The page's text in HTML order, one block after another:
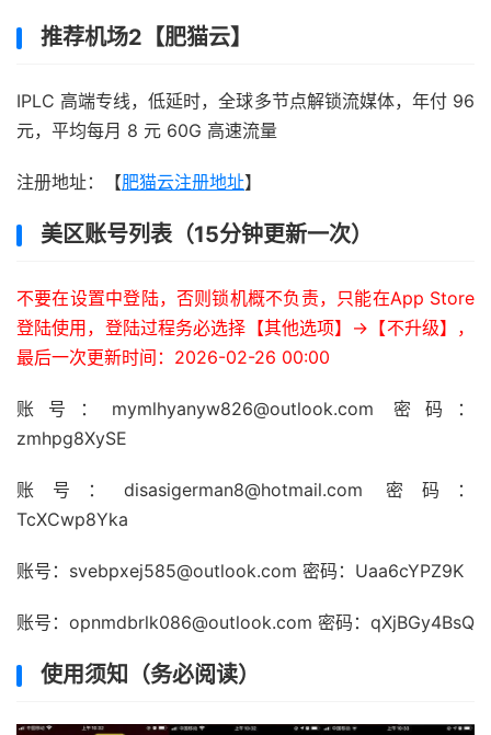
推荐机场2【肥猫云】
IPLC 高端专线，低延时，全球多节点解锁流媒体，年付 96
元，平均每月 8 元 60G 高速流量
注册地址：【肥猫云注册地址】
美区账号列表（15分钟更新一次）
不要在设置中登陆，否则锁机概不负责，只能在App Store
登陆使用，登陆过程务必选择【其他选项】->【不升级】，
最后一次更新时间：2026-02-26 00:00
账号：mymlhyanyw826@outlook.com 密码：
zmhpg8XySE
账号：disasigerman8@hotmail.com 密码：
TcXCwp8Yka
账号：svebpxej585@outlook.com 密码：Uaa6cYPZ9K
账号：opnmdbrlk086@outlook.com 密码：qXjBGy4BsQ
使用须知（务必阅读）